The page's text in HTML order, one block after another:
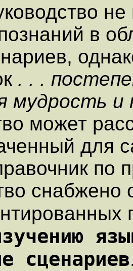
в
. . .
мудрость и
может
для
по
снабжено
сценариев